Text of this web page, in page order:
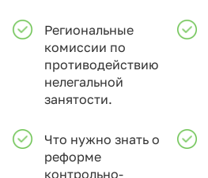
Региональные
комиссии по
противодействию
нелегальной
занятости.
Что нужно знать о
реформе
контрольно-